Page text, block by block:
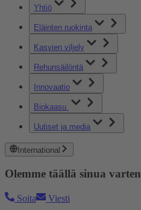
Yhtiö
Eläinten ruokinta
Kasvien viljely
Rehunsäilöntä
Innovaatio
Biokaasu
Uutiset ja media
International
Olemme täällä sinua varten
Soita Viesti